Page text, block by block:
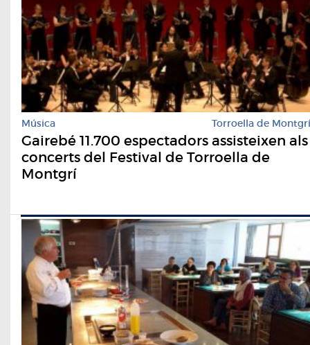
Música Torroella de Montgrí
Gairebé 11.700 espectadors assisteixen als
concerts del Festival de Torroella de
Montgrí